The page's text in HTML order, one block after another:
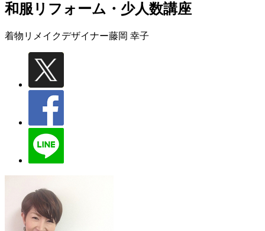
和服リフォーム・少人数講座
着物リメイクデザイナー藤岡 幸子